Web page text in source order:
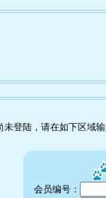
未登陆，请在如下区域
会员编号：